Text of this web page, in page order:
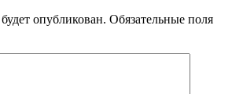
опубликован. Обязательные поля